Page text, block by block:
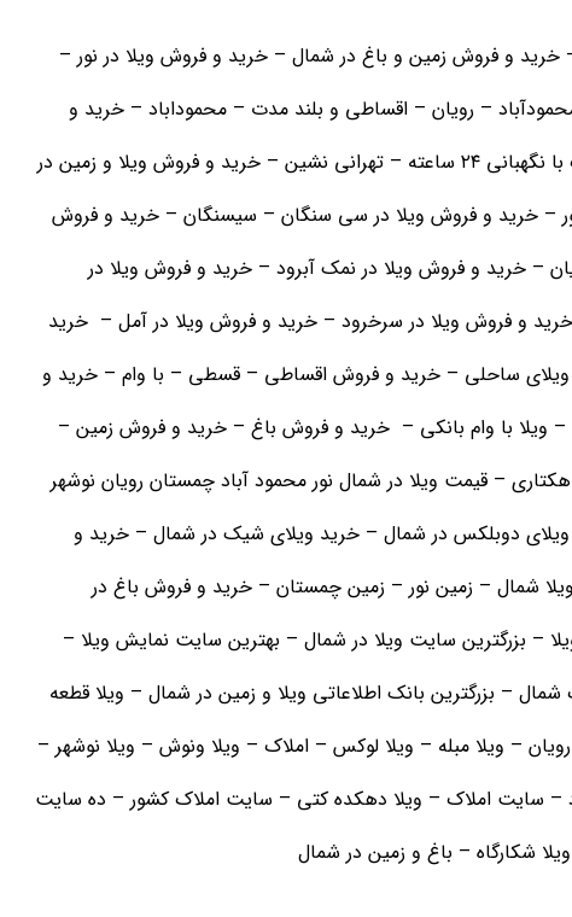
و فروش زمین و باغ در شمال – خرید و فروش ویلا در نور –
– رویان – اقساطی و بلند مدت – محموداباد – خرید و
فروش ویلا و زمین در رامسر- ویلا در شهرک با نگهبانی ۲۴ ساعته – تهرانی نشین – خرید و فروش ویلا و زمین در
– خرید و فروش ویلا در سی سنگان – سیسنگان – خرید و فروش
– خرید و فروش ویلا در نمک آبرود – خرید و فروش ویلا در
و فروش ویلا در سرخرود – خرید و فروش ویلا در آمل – خرید
ساحلی – خرید و فروش اقساطی – قسطی – با وام – خرید و
ویلا با وام بانکی – خرید و فروش باغ – خرید و فروش زمین –
هکتاری – قیمت ویلا در شمال نور محمود آباد چمستان رویان نوشهر
دوبلکس در شمال – خرید ویلای شیک در شمال – خرید و
شمال – زمین نور – زمین چمستان – خرید و فروش باغ در
– بزرگترین سایت ویلا در شمال – بهترین سایت نمایش ویلا –
– بزرگترین بانک اطلاعاتی ویلا و زمین در شمال – ویلا قطعه
– ویلا مبله – ویلا لوکس – املاک – ویلا ونوش – ویلا نوشهر –
– سایت املاک – ویلا دهکده کتی – سایت املاک کشور – ده سایت
شکارگاه – باغ و زمين در شمال